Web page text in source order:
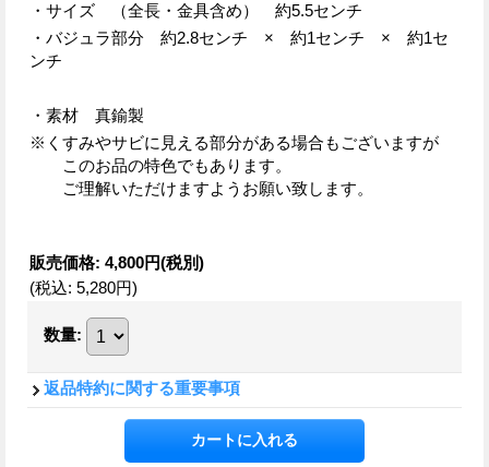
・サイズ （全長・金具含め） 約5.5センチ
・バジュラ部分 約2.8センチ × 約1センチ × 約1セ
ンチ
・素材 真鍮製
※くすみやサビに見える部分がある場合もございますが
このお品の特色でもあります。
ご理解いただけますようお願い致します。
販売価格: 4,800円(税別)
(税込: 5,280円)
数量:
返品特約に関する重要事項